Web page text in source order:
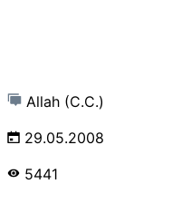
Allah (C.C.)
29.05.2008
5441